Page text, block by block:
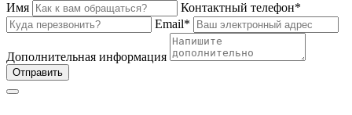
Имя
Контактный телефон*
Email*
Дополнительная информация
Отправить